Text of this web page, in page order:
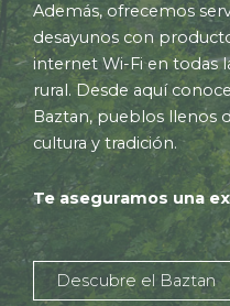
Además, ofrecemos
desayunos con
internet Wi-Fi en todas
rural. Desde aquí
Baztan, pueblos llenos
cultura y tradición.
Te aseguramos una
Descubre el Baztan